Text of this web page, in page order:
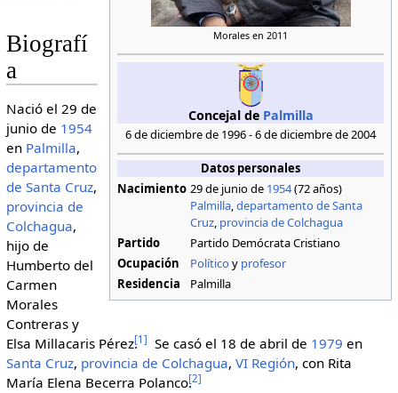
Morales en 2011
Concejal de Palmilla
6 de diciembre de 1996 - 6 de diciembre de 2004
Datos personales
Nacimiento 29 de junio de 1954(72 años)
Palmilla,departamento de Santa
Cruz, provincia de Colchagua
Partido
Partido Demócrata Cristiano
Ocupación
Políticoy profesor
Residencia
Palmilla
Biografí
a
Nació el 29 de
junio de 1954
en Palmilla,
departamento
de Santa Cruz,
provincia de
Colchagua,
hijo de
Humberto del
Carmen
Morales
Contreras y
Elsa Millacaris Pérez.
[1 ] Se casó el 18 de abril de 1979 en
Santa Cruz, provincia de Colchagua, VI Región, con Rita
María Elena Becerra Polanco.[2]